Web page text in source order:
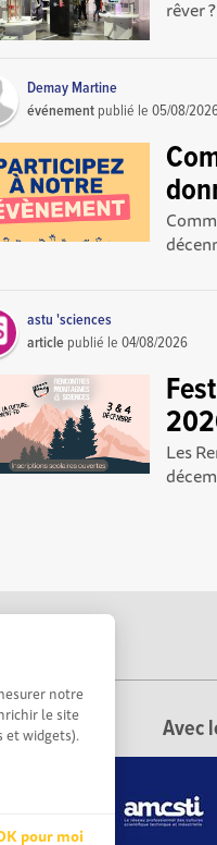
notre
le site
et widgets).
pour moi
rêver
Demay Martine
événement publié le05/08/
astu 'sciences
article publié le04/08/2026
Les
Avec